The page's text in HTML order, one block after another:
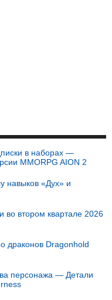
в наборах —
MMORPG AION 2
навыков «Дух» и
во втором квартале 2026
драконов Dragonhold
персонажа — Детали